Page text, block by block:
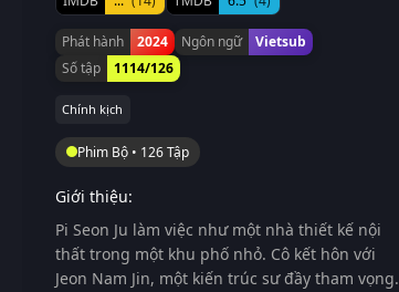
Phát hành 2024 Ngôn ngữ
Vietsub
Số tập
1114/126
Chính kịch
Phim Bộ • 126 Tập
Giới thiệu:
Pi Seon Ju làm việc như một nhà thiết kế nội
thất trong một khu phố nhỏ. Cô kết hôn với
Jeon Nam Jin, một kiến ​​trúc sư đầy tham vọng.